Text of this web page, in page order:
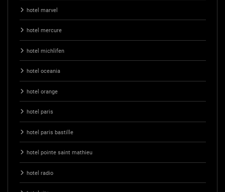
hotel marvel
hotel mercure
hotel michlifen
hotel oceania
hotel orange
hotel paris
hotel paris bastille
hotel pointe saint mathieu
hotel radio